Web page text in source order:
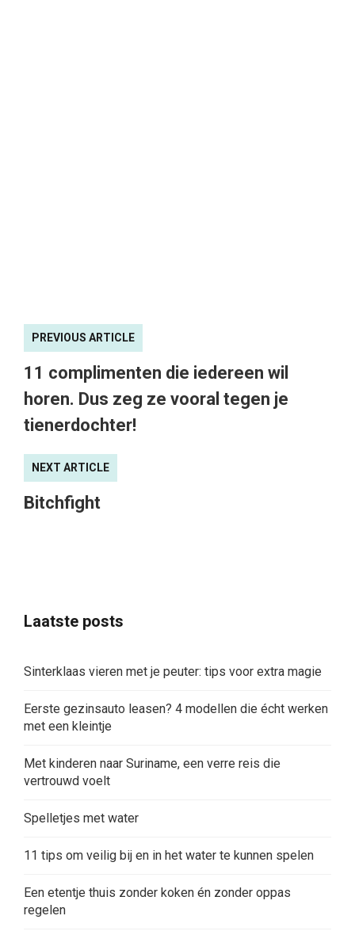
PREVIOUS ARTICLE
11 complimenten die iedereen wil
horen. Dus zeg ze vooral tegen je
tienerdochter!
NEXT ARTICLE
Bitchfight
Laatste posts
Sinterklaas vieren met je peuter: tips voor extra magie
Eerste gezinsauto leasen? 4 modellen die écht werken
met een kleintje
Met kinderen naar Suriname, een verre reis die
vertrouwd voelt
Spelletjes met water
11 tips om veilig bij en in het water te kunnen spelen
Een etentje thuis zonder koken én zonder oppas
regelen